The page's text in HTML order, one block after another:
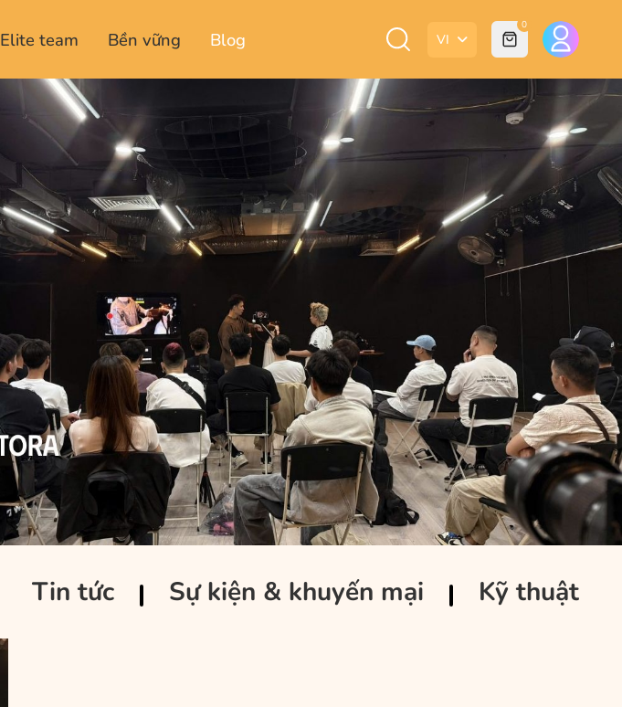
Elite team Bền vững Blog VI
0
Tin tức Sự kiện & khuyến mại Kỹ thuật